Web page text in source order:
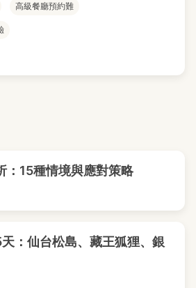
高級餐廳預約難
：15種情境與應對策略
：仙台松島、藏王狐狸、銀